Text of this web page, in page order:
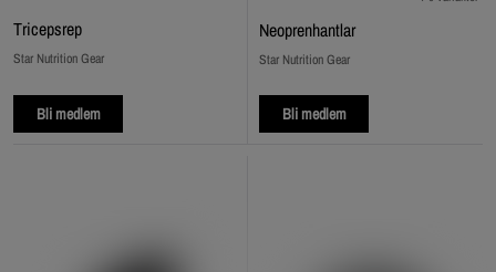
Tricepsrep
Star Nutrition Gear
Bli medlem
Neoprenhantlar
Star Nutrition Gear
Bli medlem